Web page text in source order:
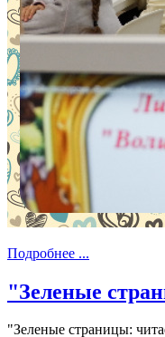
Подробнее ...
"Зеленые
"Зеленые страницы: